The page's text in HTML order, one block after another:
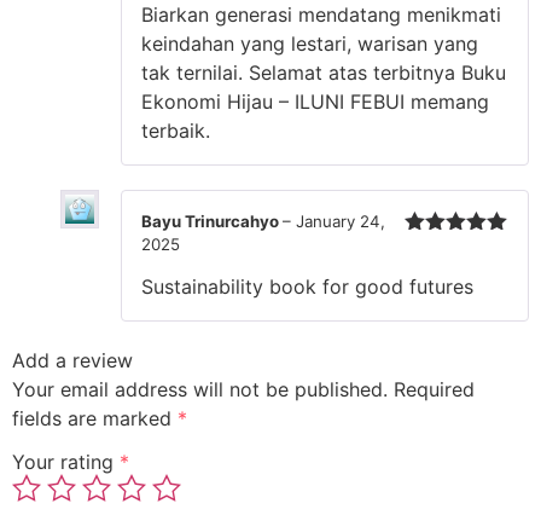
Biarkan generasi mendatang menikmati
keindahan yang lestari, warisan yang
tak ternilai. Selamat atas terbitnya Buku
Ekonomi Hijau – ILUNI FEBUI memang
terbaik.
Bayu Trinurcahyo– January 24,
2025
Sustainability book for good futures
Add a review
Your email address will not be published. Required
fields are marked *
Your rating *